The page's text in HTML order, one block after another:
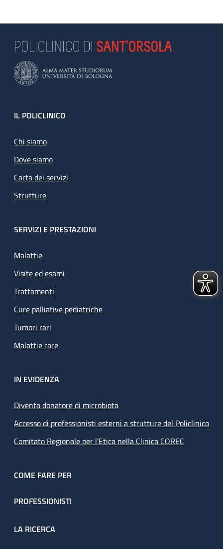
Footer
IL POLICLINICO
Chi siamo
Dove siamo
Carta dei servizi
Strutture
SERVIZI E PRESTAZIONI
Malattie
Visite ed esami
Trattamenti
Cure palliative pediatriche
Tumori rari
Malattie rare
IN EVIDENZA
Diventa donatore di microbiota
Accesso di professionisti esterni a strutture del Policlinico
Comitato Regionale per l’Etica nella Clinica COREC
COME FARE PER
PROFESSIONISTI
LA RICERCA